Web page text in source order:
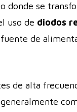
donde se
uso de diodos
de
de alta